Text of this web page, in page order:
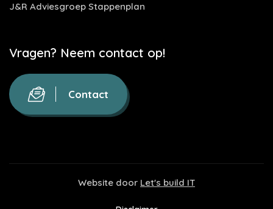
J&R Adviesgroep Stappenplan
Vragen? Neem contact op!
Contact
Website door Let's build IT